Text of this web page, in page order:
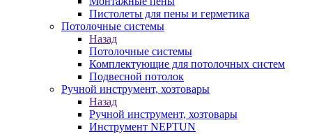
Пистолеты для пены и герметика
Потолочные системы
Назад
Потолочные системы
Комплектующие для потолочных систем
Подвесной потолок
Ручной инструмент, хозтовары
Назад
Ручной инструмент, хозтовары
Инструмент NEPTUN